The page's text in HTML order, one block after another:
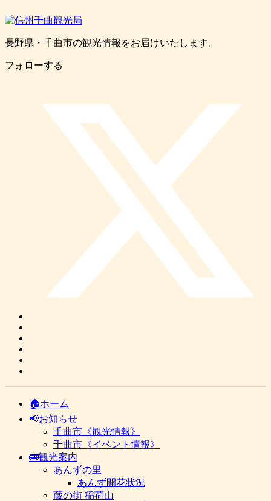
長野県・千曲市の観光情報をお届けいたします。
フォローする
🏠ホーム
📢お知らせ
千曲市《観光情報》
千曲市《イベント情報》
🚌観光案内
あんずの里
あんず開花状況
蔵の街 稲荷山